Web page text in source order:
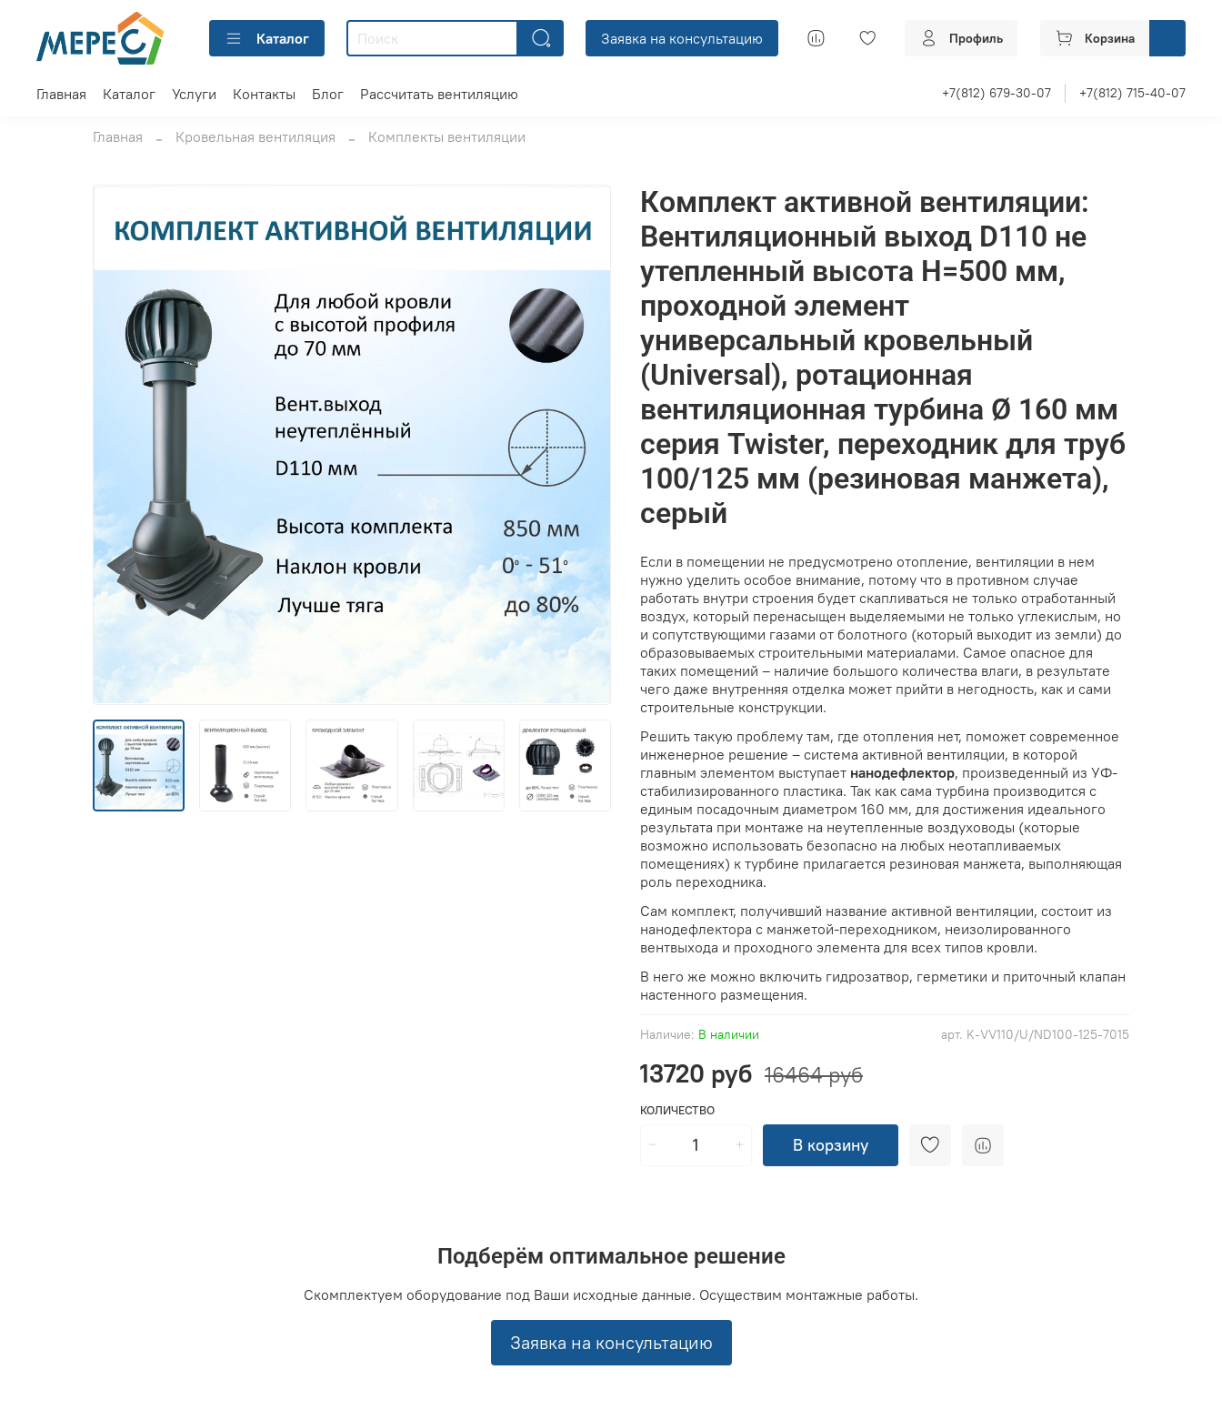
Каталог Заявка на консультацию Профиль Корзина
Главная Каталог Услуги Контакты Блог Рассчитать вентиляцию +7(812) 679-30-07 +7(812) 715-40-07
Главная Кровельная вентиляция Комплекты вентиляции
арт. K-VV110/U/ND100-125-7015
Наличие: В наличии
Комплект активной вентиляции:
Вентиляционный выход D110 не
утепленный высота H=500 мм,
проходной элемент
универсальный кровельный
(Universal), ротационная
вентиляционная турбина Ø 160 мм
серия Twister, переходник для труб
100/125 мм (резиновая манжета),
серый
13720 руб 16464 руб
КОЛИЧЕСТВО
В корзину
Если в помещении не предусмотрено отопление, вентиляции в нем
нужно уделить особое внимание, потому что в противном случае
работать внутри строения будет скапливаться не только отработанный
воздух, который перенасыщен выделяемыми не только углекислым, но
и сопутствующими газами от болотного (который выходит из земли) до
образовываемых строительными материалами. Самое опасное для
таких помещений – наличие большого количества влаги, в результате
чего даже внутренняя отделка может прийти в негодность, как и сами
строительные конструкции.
Решить такую проблему там, где отопления нет, поможет современное
инженерное решение – система активной вентиляции, в которой
главным элементом выступает нанодефлектор, произведенный из УФ-
стабилизированного пластика. Так как сама турбина производится с
единым посадочным диаметром 160 мм, для достижения идеального
результата при монтаже на неутепленные воздуховоды (которые
возможно использовать безопасно на любых неотапливаемых
помещениях) к турбине прилагается резиновая манжета, выполняющая
роль переходника.
Сам комплект, получивший название активной вентиляции, состоит из
нанодефлектора с манжетой-переходником, неизолированного
вентвыхода и проходного элемента для всех типов кровли.
В него же можно включить гидрозатвор, герметики и приточный клапан
настенного размещения.
Подберём оптимальное решение
Скомплектуем оборудование под Ваши исходные данные. Осуществим монтажные работы.
Заявка на консультацию